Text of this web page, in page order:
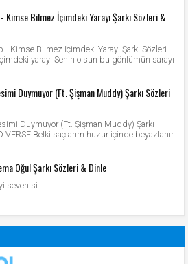
Kimse Bilmez İçimdeki Yarayı Şarkı Sözleri &
- Kimse Bilmez İçimdeki Yarayı Şarkı Sözleri
yarayı Senin olsun bu gönlümün sarayı
Duymuyor (Ft. Şişman Muddy) Şarkı Sözleri
Duymuyor (Ft. Şişman Muddy) Şarkı
VERSE Belki saçlarım huzur içinde beyazlanır
Oğul Şarkı Sözleri & Dinle
seven si...